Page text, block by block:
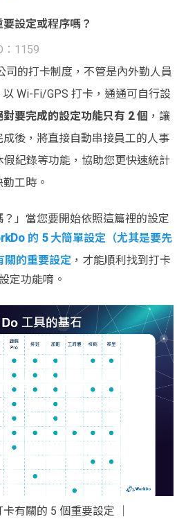
設定或程序嗎？
：1159
司的打卡制度，不管是內外勤人員
Wi-Fi/GPS 打卡，通通可自行設
要完成的設定功能只有 2 個 ，讓
後，將直接自動串接員工的人事
紀錄等功能，協助您更快速統計
工時。
？」當您要開始依照這篇裡的設定
的 5 大簡單設定（尤其是要先
關的重要設定 ，才能順利找到打卡
定功能唷。
有關的 5 個重要設定 │